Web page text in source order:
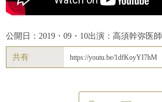
公開日：2019・09・10出演：高須幹弥医師
共有 https://youtu.be/1dfKoyYI7hM